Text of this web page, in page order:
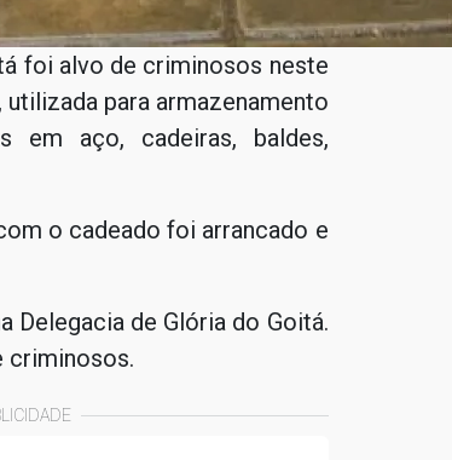
foi alvo de criminosos neste
para armazenamento
em aço, cadeiras, baldes,
o cadeado foi arrancado e
Delegacia de Glória do Goitá.
criminosos.